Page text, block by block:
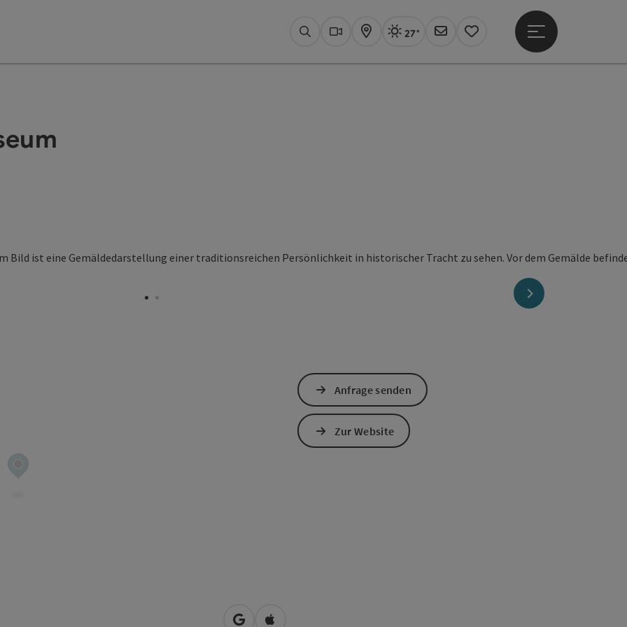
SuchenWebcams
KarteAktuelles Wetter Linz, sonnig
27°
Newsletter
Merkzettel
Hauptmenü öffnen
nächstes Element
Anfrage senden
Zur Website